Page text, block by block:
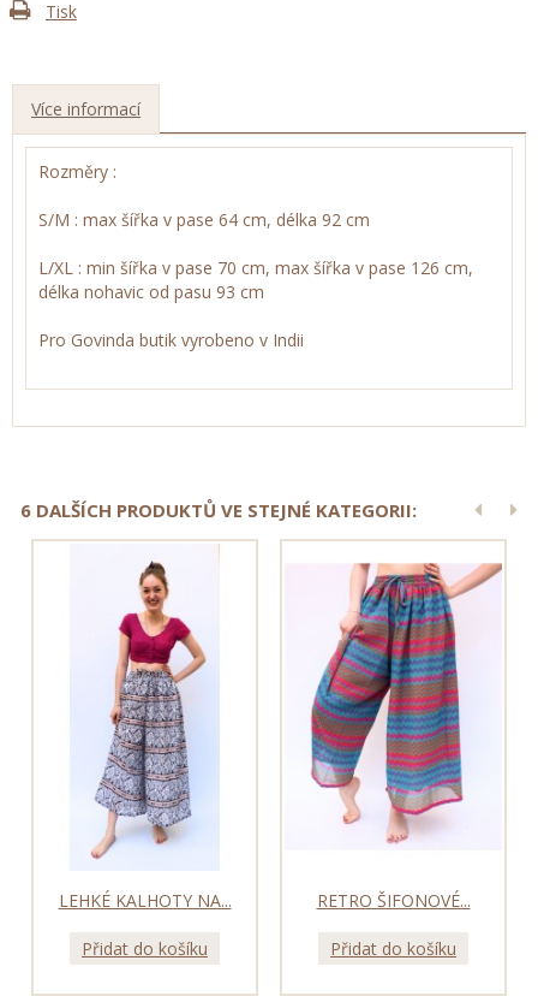
Tisk
Více informací
Rozměry :
S/M : max šířka v pase 64 cm, délka 92 cm
L/XL : min šířka v pase 70 cm, max šířka v pase 126 cm,
délka nohavic od pasu 93 cm
Pro Govinda butik vyrobeno v Indii
6 DALŠÍCH PRODUKTŮ VE STEJNÉ KATEGORII:
LEHKÉ KALHOTY NA...
Přidat do košíku
RETRO ŠIFONOVÉ...
Přidat do košíku